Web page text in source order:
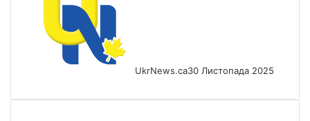
UkrNews.ca30 Листопада 2025